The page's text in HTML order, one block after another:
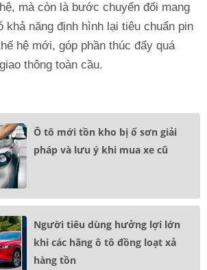
mà còn là bước chuyển đổi mang
năng định hình lại tiêu chuẩn pin
hệ mới, góp phần thúc đẩy quá
thông toàn cầu.
Ô tô mới tồn kho bị ố sơn giải
pháp và lưu ý khi mua xe cũ
Người tiêu dùng hưởng lợi lớn
khi các hãng ô tô đồng loạt xả
hàng tồn